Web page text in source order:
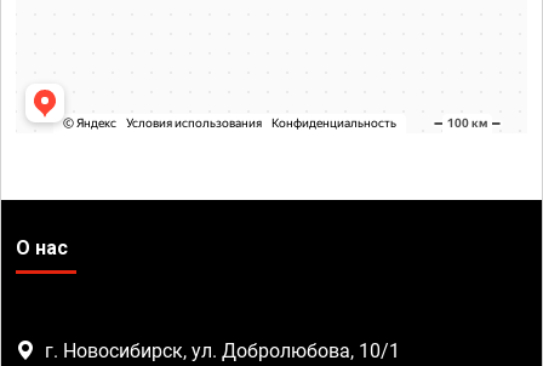
О нас
г. Новосибирск, ул. Добролюбова, 10/1